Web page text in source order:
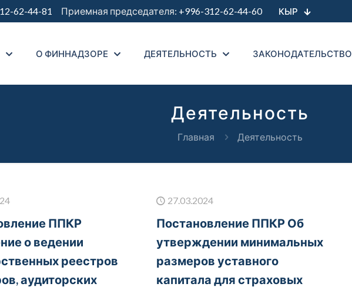
62-44-81 Приемная председателя: +996-312-62-44-60 КЫР
О ФИННАДЗОРЕ ДЕЯТЕЛЬНОСТЬ ЗАКОНОДАТЕЛЬСТВО
Деятельность
Главная Деятельность
ППКР
о ведении
реестров
аудиторских
27.03.2024
Постановление ППКР Об
утверждении минимальных
размеров уставного
капитала для страховых